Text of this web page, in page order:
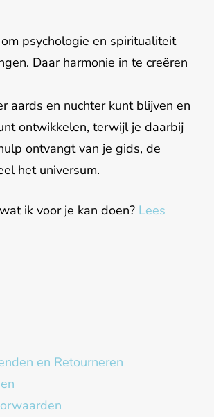
psychologie en spiritualiteit
Daar harmonie in te creëren
aards en nuchter kunt blijven en
ontwikkelen, terwijl je daarbij
ontvangt van je gids, de
het universum.
ik voor je kan doen? Lees
en Retourneren